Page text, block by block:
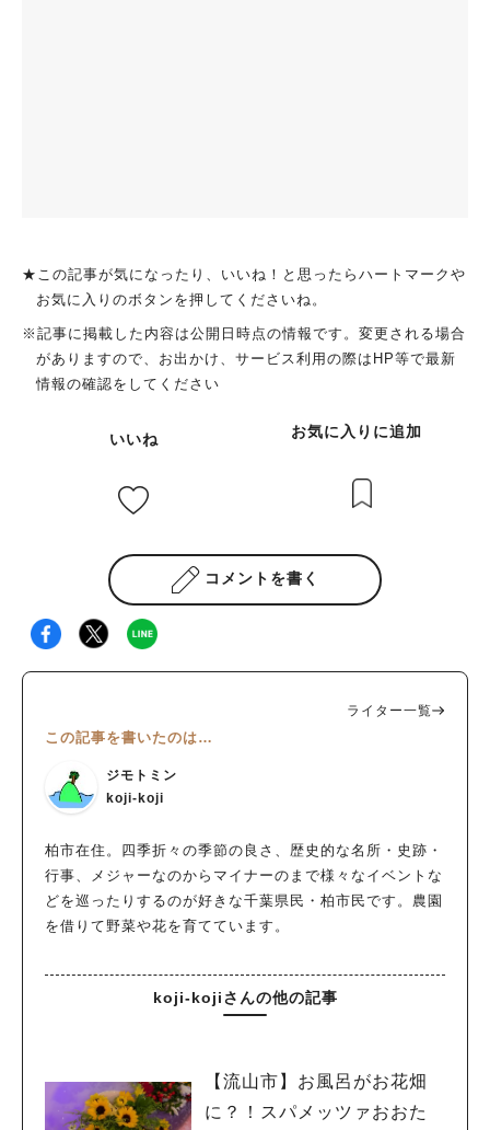
★この記事が気になったり、いいね！と思ったらハートマークや
お気に入りのボタンを押してくださいね。
※記事に掲載した内容は公開日時点の情報です。変更される場合
がありますので、お出かけ、サービス利用の際はHP等で最新
情報の確認をしてください
いいね お気に入りに追加
コメントを書く
ライター一覧
この記事を書いたのは…
ジモトミン
koji-koji
柏市在住。四季折々の季節の良さ、歴史的な名所・史跡・
行事、メジャーなのからマイナーのまで様々なイベントな
どを巡ったりするのが好きな千葉県民・柏市民です。農園
を借りて野菜や花を育てています。
koji-kojiさんの他の記事
【流山市】お風呂がお花畑
に？！スパメッツァおおた